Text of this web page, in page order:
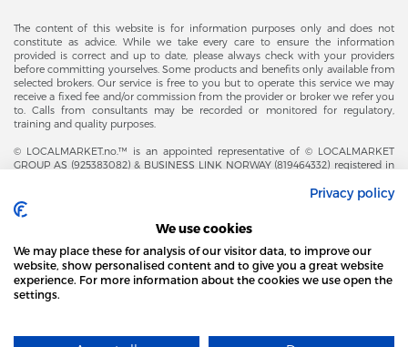
The content of this website is for information purposes only and does not
constitute as advice. While we take every care to ensure the information
provided is correct and up to date, please always check with your providers
before committing yourselves. Some products and benefits only available from
selected brokers. Our service is free to you but to operate this service we may
receive a fixed fee and/or commission from the provider or broker we refer you
to. Calls from consultants may be recorded or monitored for regulatory,
training and quality purposes.
© LOCALMARKET.no.™ is an appointed representative of © LOCALMARKET
GROUP AS (925383082) & BUSINESS LINK NORWAY (819464332) registered in
Brønnøysundregistrene. Financial & Insurance Services and Markets Authority,
and subject to limited regulation by the Financial Conduct Authority. Head
Office Adresse: Karenslyst Alle 4, 0278 Oslo – Skøyen. Post Adresse: Postboks
358, 0213 Oslo, Norway. Email Contact: post@localmarket.no. Office Contact: +
47 23 89 88 63 © Copyright 2016-2026 The LOCALMARKET GROUP ™.
DODATKOWO OD ZESPOŁU LOCALMARKET |
STRONA LOCAL MARKET WYKORZYSTUJE PLIKI
Privacy policy
We use cookies
We may place these for analysis of our visitor data, to improve our
website, show personalised content and to give you a great website
experience. For more information about the cookies we use open the
settings.